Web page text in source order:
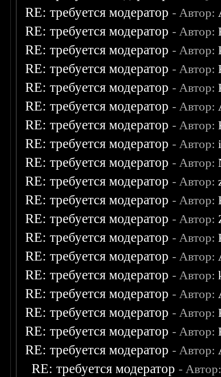
RE: требуется модератор - Автор:
RE: требуется модератор - Автор:
RE: требуется модератор - Автор:
RE: требуется модератор - Автор:
RE: требуется модератор - Автор:
RE: требуется модератор - Автор:
RE: требуется модератор - Автор:
RE: требуется модератор - Автор:
RE: требуется модератор - Автор:
RE: требуется модератор - Автор:
RE: требуется модератор - Автор:
RE: требуется модератор - Автор:
RE: требуется модератор - Автор:
RE: требуется модератор - Автор:
RE: требуется модератор - Автор:
RE: требуется модератор - Автор:
RE: требуется модератор - Автор:
RE: требуется модератор - Автор:
RE: требуется модератор - Автор:
RE: требуется модератор -